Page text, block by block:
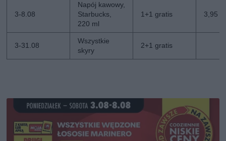
3-8.08
Napój kawowy,
Starbucks,
220 ml
1+1 gratis 3,95
3-31.08
Wszystkie
skyry
2+1 gratis